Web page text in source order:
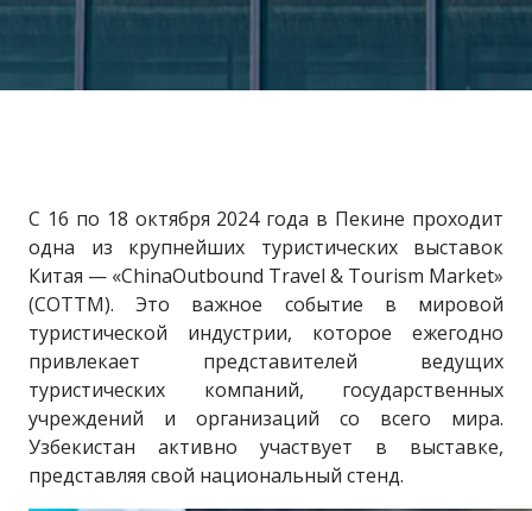
С 16 по 18 октября 2024 года в Пекине проходит
одна из крупнейших туристических выставок
Китая — «ChinaOutbound Travel & Tourism Market»
(COTTM). Это важное событие в мировой
туристической индустрии, которое ежегодно
привлекает представителей ведущих
туристических компаний, государственных
учреждений и организаций со всего мира.
Узбекистан активно участвует в выставке,
представляя свой национальный стенд.